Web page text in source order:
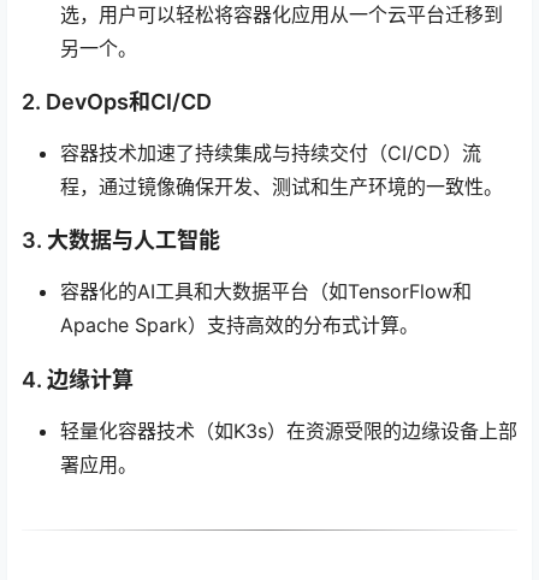
选，用户可以轻松将容器化应用从一个云平台迁移到
另一个。
2. DevOps和CI/CD
容器技术加速了持续集成与持续交付（CI/CD）流
程，通过镜像确保开发、测试和生产环境的一致性。
3. 大数据与人工智能
容器化的AI工具和大数据平台（如TensorFlow和
Apache Spark）支持高效的分布式计算。
4. 边缘计算
轻量化容器技术（如K3s）在资源受限的边缘设备上部
署应用。